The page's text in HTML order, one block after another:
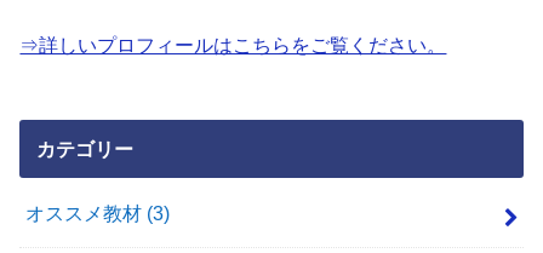
⇒詳しいプロフィールはこちらをご覧ください。
カテゴリー
オススメ教材 (3)